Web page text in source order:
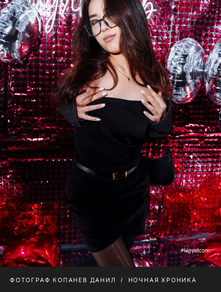
ФОТОГРАФ КОПАНЕВ ДАНИЛ НОЧНАЯ ХРОНИКА